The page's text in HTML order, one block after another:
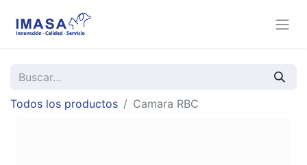
Todos los productos Camara RBC